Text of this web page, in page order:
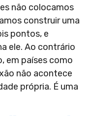
não colocamos
construir uma
pontos, e
ele. Ao contrário
em países como
não acontece
própria. É uma